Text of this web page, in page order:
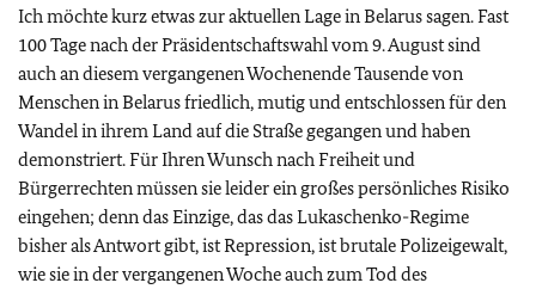
Ich möchte kurz etwas zur aktuellen Lage in Belarus sagen. Fast
100 Tage nach der Präsidentschaftswahl vom 9. August sind
auch an diesem vergangenen Wochenende Tausende von
Menschen in Belarus friedlich, mutig und entschlossen für den
Wandel in ihrem Land auf die Straße gegangen und haben
demonstriert. Für Ihren Wunsch nach Freiheit und
Bürgerrechten müssen sie leider ein großes persönliches Risiko
eingehen; denn das Einzige, das das Lukaschenko-Regime
bisher als Antwort gibt, ist Repression, ist brutale Polizeigewalt,
wie sie in der vergangenen Woche auch zum Tod des